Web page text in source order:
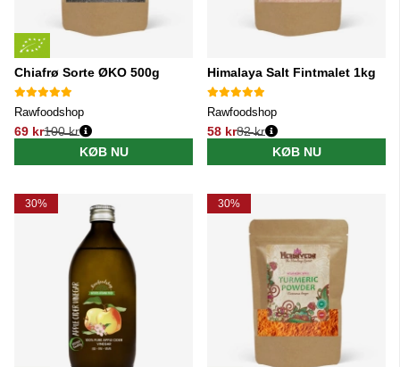
Chiafrø Sorte ØKO 500g
Rawfoodshop
69 kr
Normalpris:
100 kr
KØB NU
Himalaya Salt Fintmalet 1kg
Rawfoodshop
58 kr
Normalpris:
82 kr
KØB NU
30% 30%